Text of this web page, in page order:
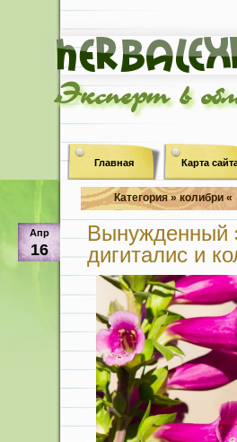
Эксперт в
Главная Карта
Категория » колибри «
Апр
16
Вынужденный
дигиталис и